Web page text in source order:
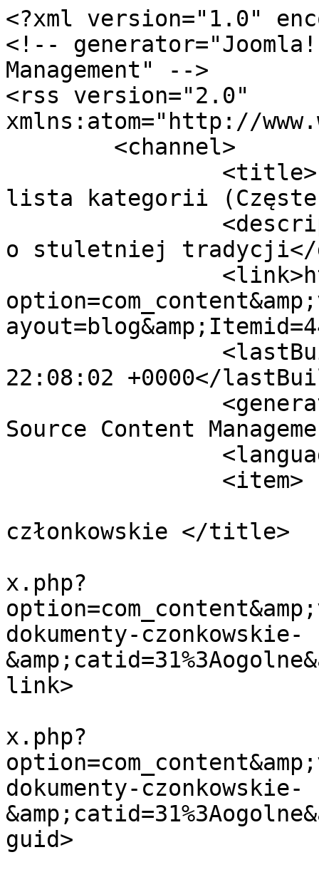
<?xml version="1.0"
<!--
Management" -->
<rss version="2.0"
xmlns:atom="http://
lista kategorii
o stuletniej tradycji</
22:08:02 +0000</
Source Content
członkowskie </title>
x.php?
dokumenty-czonkowskie-
link>
x.php?
dokumenty-czonkowskie-
guid>